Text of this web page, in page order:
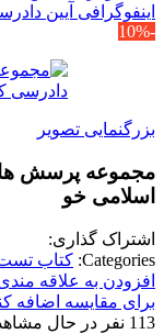
بود.
است.اینفوگرافی آیین
-10%
بزرگنمایی تصویر
مجموعه پرسش
اسلامی خو
اشتراک گذاری:
Categories: کتاب
افزودن به علاقه
برای مقایسه اضافه
113 نفر در حال